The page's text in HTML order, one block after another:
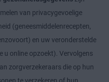
van privacygevoelige
(geneesmiddelenrecepten,
en uw veronderstelde
u online opzoekt). Vervolgens
zorgverzekeraars die op hun